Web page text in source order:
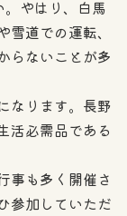
やはり、白馬
道での運転、
らないことが多
なります。長野
活必需品である
事も多く開催さ
参加していただ